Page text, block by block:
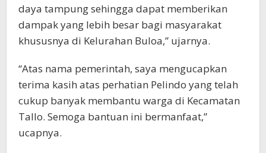
daya tampung sehingga dapat memberikan
dampak yang lebih besar bagi masyarakat
khususnya di Kelurahan Buloa,” ujarnya.
“Atas nama pemerintah, saya mengucapkan
terima kasih atas perhatian Pelindo yang telah
cukup banyak membantu warga di Kecamatan
Tallo. Semoga bantuan ini bermanfaat,”
ucapnya.